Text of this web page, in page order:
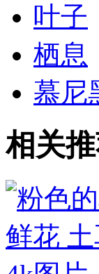
叶子
栖息
慕尼
相关